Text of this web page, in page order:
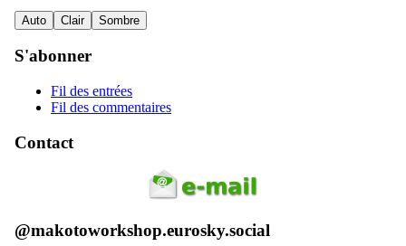
Auto Clair Sombre
S'abonner
Fil des entrées
Fil des commentaires
Contact
@makotoworkshop.eurosky.social